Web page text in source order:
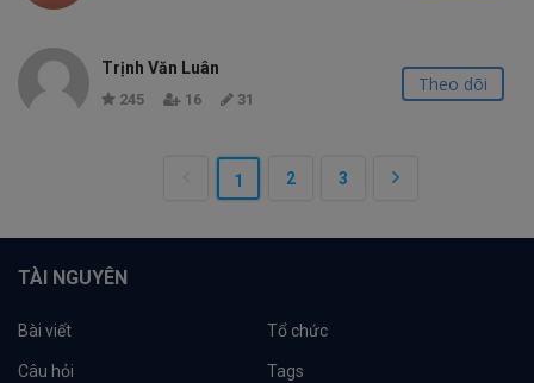
Trịnh Văn Luân
245 16 31
Theo dõi
1 2 3
TÀI NGUYÊN
Bài viết Tổ chức
Câu hỏi Tags